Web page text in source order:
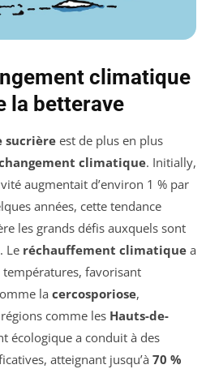
climatique
la betterave
sucrière est de plus en plus
climatique. Initially,
augmentait d’environ 1 % par
années, cette tendance
les grands défis auxquels sont
Le réchauffement climatique a
températures, favorisant
la cercosporiose,
comme les Hauts-de-
écologique a conduit à des
atteignant jusqu’à 70 %